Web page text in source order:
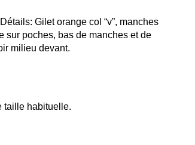
Gilet orange col “v”, manches
sur poches, bas de manches et de
milieu devant.
taille habituelle.